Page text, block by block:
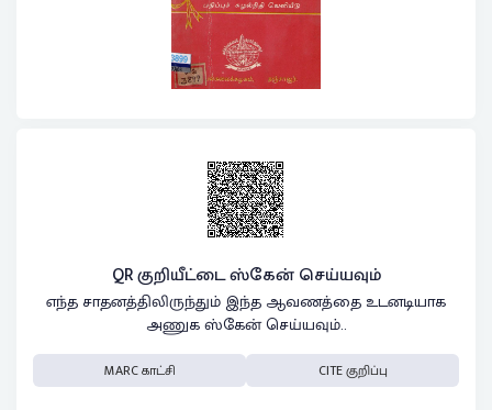
QR குறியீட்டை ஸ்கேன் செய்யவும்
எந்த சாதனத்திலிருந்தும் இந்த ஆவணத்தை உடனடியாக
அணுக ஸ்கேன் செய்யவும்..
MARC காட்சி CITE குறிப்பு